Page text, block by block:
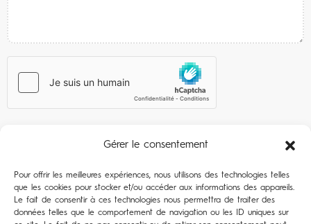
Gérer le consentement
Pour offrir les meilleures expériences, nous utilisons des technologies telles
que les cookies pour stocker et/ou accéder aux informations des appareils.
Le fait de consentir à ces technologies nous permettra de traiter des
données telles que le comportement de navigation ou les ID uniques sur